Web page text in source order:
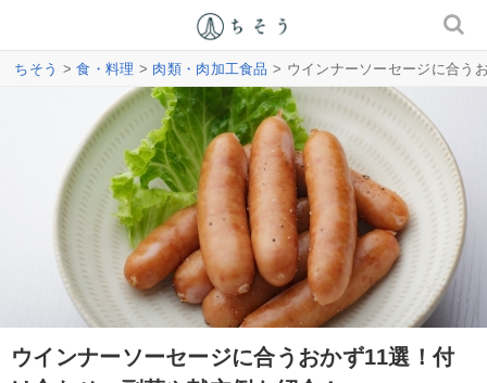
ちそう >食・料理 > 肉類・肉加工食品 > ウインナーソーセージに合う
ウインナーソーセージに合うおかず11選！付